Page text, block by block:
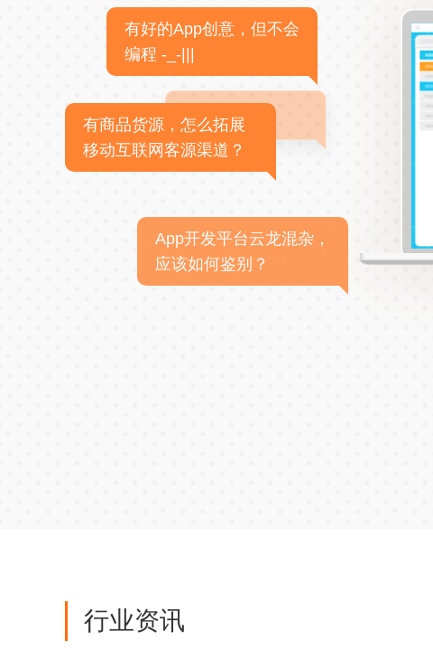
有好的App创意，但不会
编程 -_-|||
有商品货源，怎么拓展
移动互联网客源渠道？
App开发平台云龙混杂，
应该如何鉴别？
行业资讯